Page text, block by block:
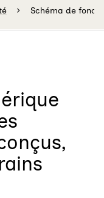
Schéma de